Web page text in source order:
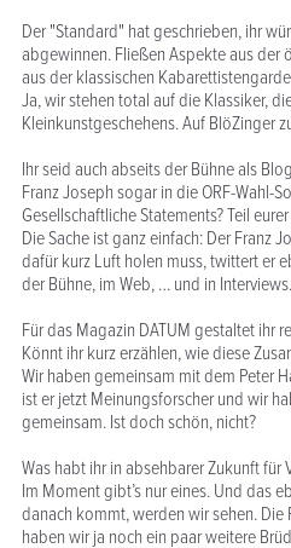
Der "Standard" hat geschrieben, ihr
abgewinnen. Fließen Aspekte aus der
aus der klassischen
Ja, wir stehen total auf die Klassiker,
Kleinkunstgeschehens. Auf BlöZinger
Ihr seid auch abseits der Bühne als
Franz Joseph sogar in die ORF-Wahl-
Gesellschaftliche Statements? Teil
Die Sache ist ganz einfach: Der Franz
dafür kurz Luft holen muss, twittert er
der Bühne, im Web, … und in Interviews.
Für das Magazin DATUM gestaltet ihr
Könnt ihr kurz erzählen, wie diese
Wir haben gemeinsam mit dem Peter
ist er jetzt Meinungsforscher und wir
gemeinsam. Ist doch schön, nicht?
Was habt ihr in absehbarer Zukunft für
Im Moment gibt’s nur eines. Und das
danach kommt, werden wir sehen.
haben wir ja noch ein paar weitere